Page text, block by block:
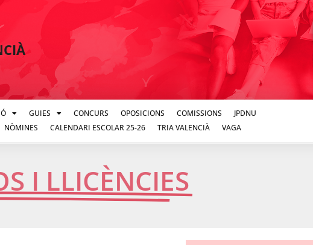
GUIES CONCURS OPOSICIONS COMISSIONS
JPDNU
NÒMINES CALENDARI ESCOLAR 25-26 TRIA VALENCIÀ VAGA
I LLICÈNCIES